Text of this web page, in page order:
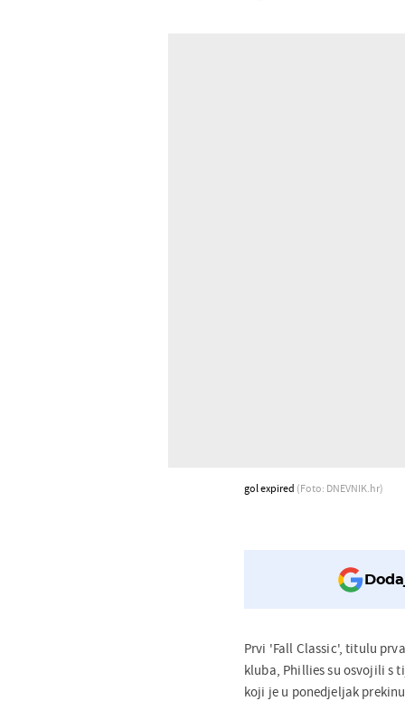
gol expired (Foto: DNEVNIK.hr)
Prvi 'Fall Classic', titulu
kluba, Phillies su osvojili s
koji je u ponedjeljak